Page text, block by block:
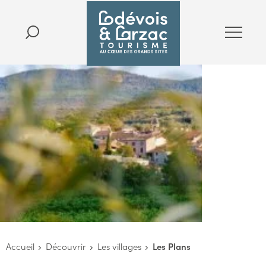
Accueil Découvrir Les villages Les Plans